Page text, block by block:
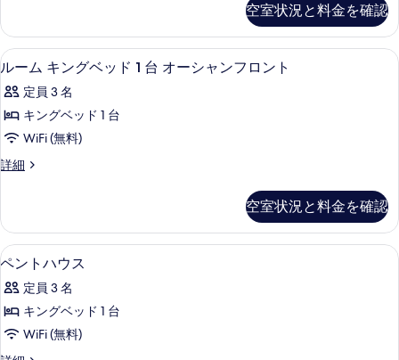
る
写
真
を
表
示
す
る
す
べ
て
の
写
を
示
す
る
詳
べ
て
の
写
真
を
す
る
(Diamond
Head)
の
細
空室状況と料金を確認
ル
ー
ム
キ
ン
グ
ッ
ド
1
台
オ
ー
高級寝具、セーフティボックス (室
4
ルーム キングベッド 1 台 オーシャンフロント
定員 3 名
キングベッド 1 台
WiFi (無料)
詳細
ル
ン
グ
ベ
ド
オ
ー
空室状況と料金を確認
ペ
ン
ト
ハ
ウ
ペントハウス | リビング エリア | 40
7
ペントハウス
定員 3 名
キングベッド 1 台
WiFi (無料)